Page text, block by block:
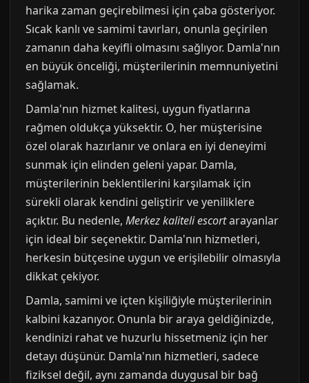
harika zaman geçirebilmesi için çaba gösteriyor.
Sıcak kanlı ve samimi tavırları, onunla geçirilen
zamanın daha keyifli olmasını sağlıyor. Damla'nın
en büyük önceliği, müşterilerinin memnuniyetini
sağlamak.
Damla'nın hizmet kalitesi, uygun fiyatlarına
rağmen oldukça yüksektir. O, her müşterisine
özel olarak hazırlanır ve onlara en iyi deneyimi
sunmak için elinden geleni yapar. Damla,
müşterilerinin beklentilerini karşılamak için
sürekli olarak kendini geliştirir ve yeniliklere
açıktır. Bu nedenle, Merkez kaliteli escortarayanlar
için ideal bir seçenektir. Damla'nın hizmetleri,
herkesin bütçesine uygun ve erişilebilir olmasıyla
dikkat çekiyor.
Damla, samimi ve içten kişiliğiyle müşterilerinin
kalbini kazanıyor. Onunla bir araya geldiğinizde,
kendinizi rahat ve huzurlu hissetmeniz için her
detayı düşünür. Damla'nın hizmetleri, sadece
fiziksel değil, aynı zamanda duygusal bir bağ